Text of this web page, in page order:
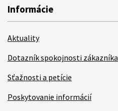
Informácie
Aktuality
Dotazník spokojnosti zákazníka
Sťažnosti a petície
Poskytovanie informácií